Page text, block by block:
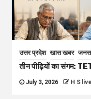
उत्तर प्रदेश खास खबर
तीन पीढ़ियों का संगम:
July 3, 2026 H S